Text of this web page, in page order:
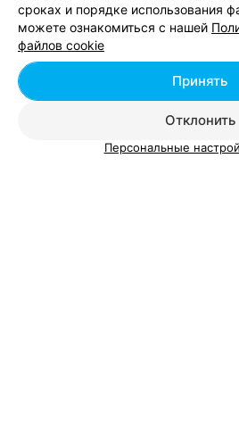
БРОНЕПЛЕНКА ДЛЯ ТЕЛЕФОНА
Арморскинс
Минск, ул. Веры Хоружей, 1А с 10:00
Все адреса
сроках и порядке использования
можете ознакомиться с нашей
файлов cookie
Отклонить
Принять
Персональные